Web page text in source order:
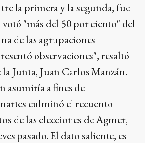
la primera y la segunda, fue
votó "más del 50 por ciento" del
de las agrupaciones
observaciones", resaltó
Junta, Juan Carlos Manzán.
asumiría a fines de
culminó el recuento
de las elecciones de Agmer,
pasado. El dato saliente, es